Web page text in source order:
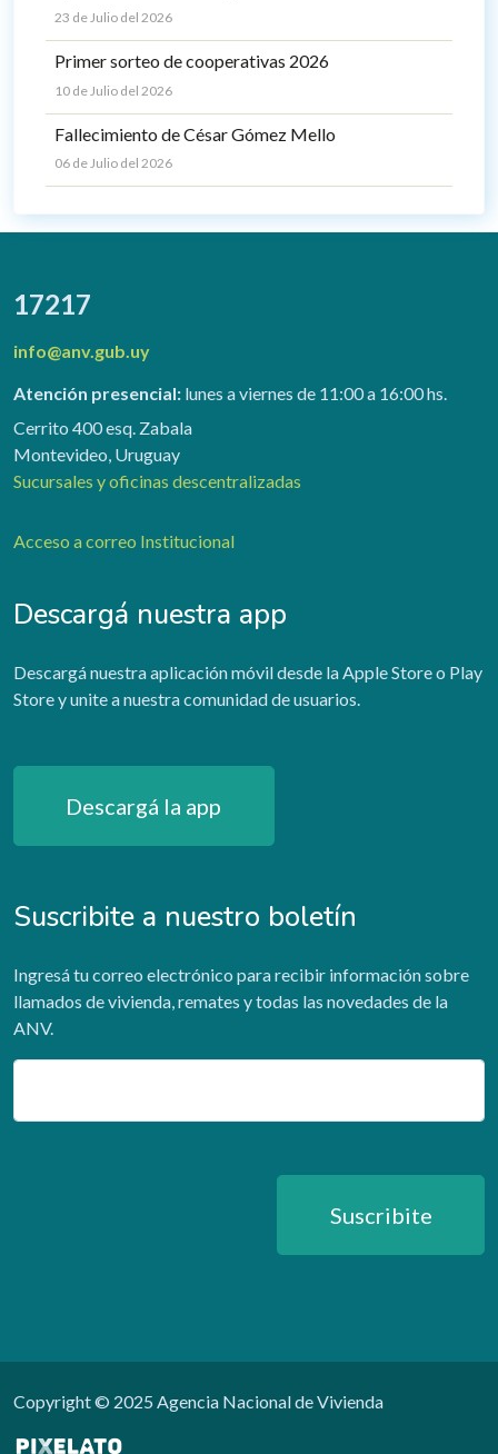
23 de Julio del 2026
Primer sorteo de cooperativas 2026
10 de Julio del 2026
Fallecimiento de César Gómez Mello
06 de Julio del 2026
17217
info@anv.gub.uy
Atención presencial: lunes a viernes de 11:00 a 16:00 hs.
Cerrito 400 esq. Zabala
Montevideo, Uruguay
Sucursales y oficinas descentralizadas
Acceso a correo Institucional
Descargá nuestra app
Descargá nuestra aplicación móvil desde la Apple Store o Play
Store y unite a nuestra comunidad de usuarios.
Descargá la app
Suscribite a nuestro boletín
Ingresá tu correo electrónico para recibir información sobre
llamados de vivienda, remates y todas las novedades de la
ANV.
Email
Suscribite
Copyright © 2025 Agencia Nacional de Vivienda